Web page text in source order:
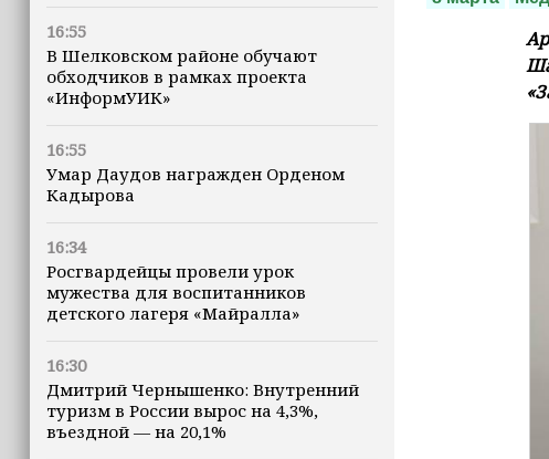
16:55
В Шелковском районе обучают
обходчиков в рамках проекта
«ИнформУИК»
16:55
Умар Даудов награжден Орденом
Кадырова
16:34
Росгвардейцы провели урок
мужества для воспитанников
детского лагеря «Майралла»
16:30
Дмитрий Чернышенко: Внутренний
туризм в России вырос на 4,3%,
въездной — на 20,1%